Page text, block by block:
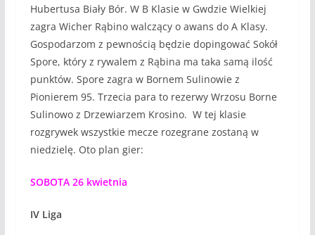
Hubertusa Biały Bór. W B Klasie w Gwdzie Wielkiej
zagra Wicher Rąbino walczący o awans do A Klasy.
Gospodarzom z pewnością będzie dopingować Sokół
Spore, który z rywalem z Rąbina ma taka samą ilość
punktów. Spore zagra w Bornem Sulinowie z
Pionierem 95. Trzecia para to rezerwy Wrzosu Borne
Sulinowo z Drzewiarzem Krosino. W tej klasie
rozgrywek wszystkie mecze rozegrane zostaną w
niedzielę. Oto plan gier:
SOBOTA 26 kwietnia
IV Liga